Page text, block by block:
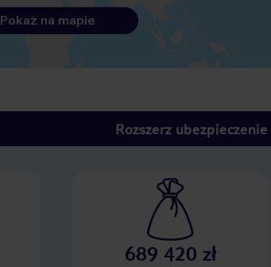
Pokaż na mapie
Rozszerz
689 420 zł